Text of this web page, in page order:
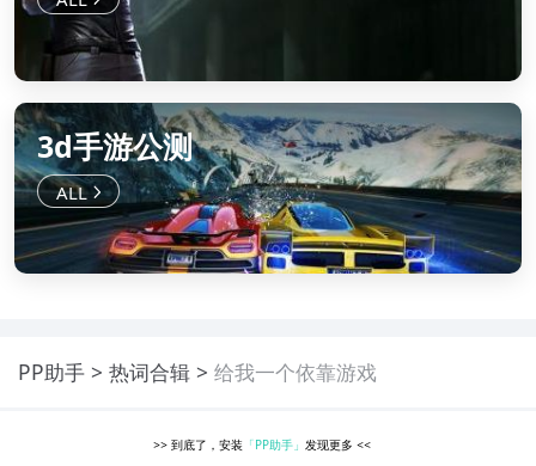
3d手游公测
PP助手 热词合辑 给我一个依靠游戏
>> 到底了，安装 「PP助手」发现更多<<